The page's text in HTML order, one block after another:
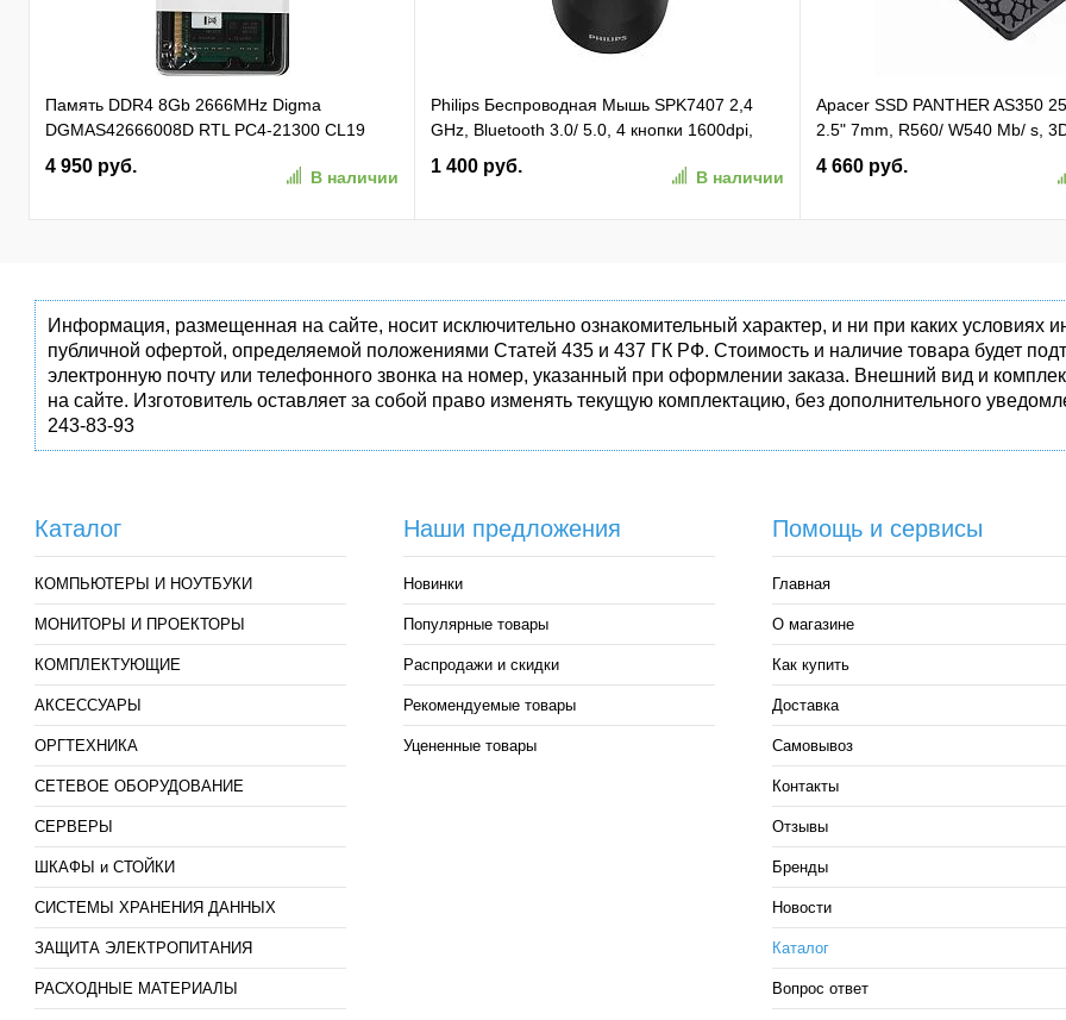
Память DDR4 8Gb 2666MHz Digma
DGMAS42666008D RTL PC4-21300 CL19
SO-DIMM 260-pin 1.2В dual rank Ret
4 950 руб.
В наличии
Philips Беспроводная Мышь SPK7407 2,4
GHz, Bluetooth 3.0/ 5.0, 4 кнопки 1600dpi,
бесшумная Чёрный (SPK7407B/ 01)
(SPK7407B/01)
1 400 руб.
В наличии
Apacer SSD PANTHER AS350
2.5" 7mm, R560/ W540 Mb/ s,
81K/ 74K, MTBF 1,5M, 180TBW,
(AP256GAS350-1)
4 660 руб.
Информация, размещенная на сайте, носит исключительно ознакомительный характер, и ни при каких
публичной офертой, определяемой положениями Статей 435 и 437 ГК РФ. Стоимость и наличие товара будет
электронную почту или телефонного звонка на номер, указанный при оформлении заказа. Внешний вид и
на сайте. Изготовитель оставляет за собой право изменять текущую комплектацию, без дополнительного
243-83-93
Каталог
КОМПЬЮТЕРЫ И НОУТБУКИ
МОНИТОРЫ И ПРОЕКТОРЫ
КОМПЛЕКТУЮЩИЕ
АКСЕССУАРЫ
ОРГТЕХНИКА
СЕТЕВОЕ ОБОРУДОВАНИЕ
СЕРВЕРЫ
ШКАФЫ и СТОЙКИ
СИСТЕМЫ ХРАНЕНИЯ ДАННЫХ
ЗАЩИТА ЭЛЕКТРОПИТАНИЯ
РАСХОДНЫЕ МАТЕРИАЛЫ
Наши предложения
Новинки
Популярные товары
Распродажи и скидки
Рекомендуемые товары
Уцененные товары
Помощь и сервисы
Главная
О магазине
Как купить
Доставка
Самовывоз
Контакты
Отзывы
Бренды
Новости
Каталог
Вопрос ответ